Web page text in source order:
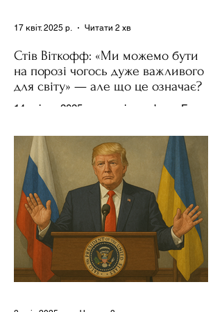
Стів Віткофф: «Ми можемо бути
на порозі чогось дуже важливого
для світу» — але що це означає?
14 квітня 2025 року , в інтерв’ю на Fox
Трампа та бізнесмен Стів Віткофф
поділився враженнями після...
17 квіт. 2025 р. Читати 2 хв